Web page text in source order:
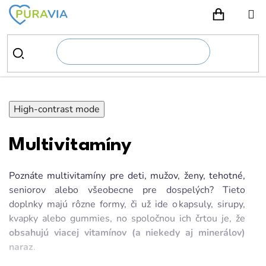
Prejsť
obsah
High-contrast mode
Multivitamíny
Poznáte multivitamíny pre deti, mužov, ženy, tehotné,
seniorov alebo všeobecne pre dospelých? Tieto
doplnky majú rôzne formy, či už ide o kapsuly, sirupy,
kvapky alebo gummies, no spoločnou ich črtou je, že
obsahujú viacej vitamínov (a niekedy aj minerálov)
naraz.